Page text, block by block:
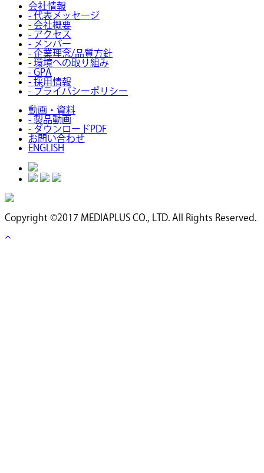
会社情報
- 代表メッセージ
- 会社概要
- アクセス
- メンバー
- 企業理念/品質方針
- 環境への取り組み
- GPA
- 採用情報
- プライバシーポリシー
動画・資料
- 製品動画
- ダウンロードPDF
お問い合わせ
ENGLISH
Copyright ©2017 MEDIAPLUS CO., LTD. All Rights Reserved.